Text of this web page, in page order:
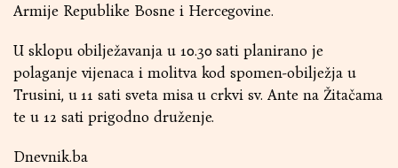
Armije Republike Bosne i Hercegovine.
U sklopu obilježavanja u 10.30 sati planirano je
polaganje vijenaca i molitva kod spomen-obilježja u
Trusini, u 11 sati sveta misa u crkvi sv. Ante na Žitačama
te u 12 sati prigodno druženje.
Dnevnik.ba